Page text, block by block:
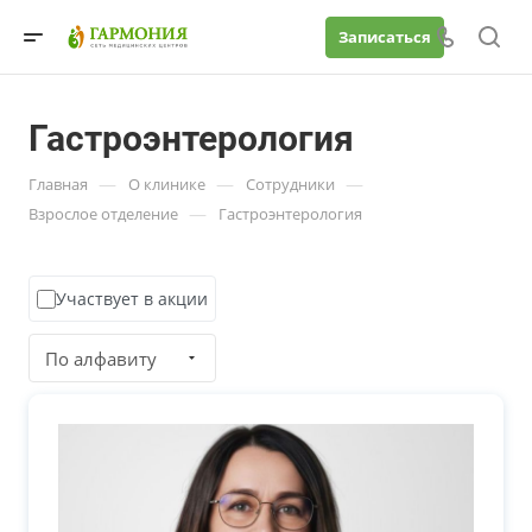
Записаться
Гастроэнтерология
Главная — О клинике — Сотрудники —
Взрослое отделение — Гастроэнтерология
Участвует в акции
По алфавиту